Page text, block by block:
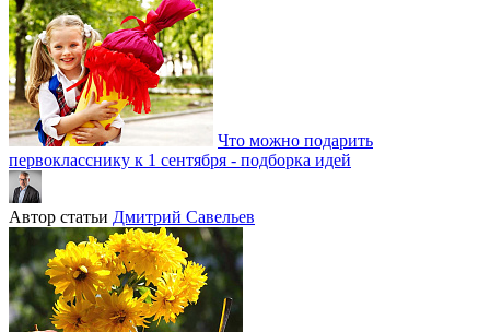
Что можно подарить
первокласснику к 1 сентября - подборка идей
Автор статьи Дмитрий Савельев